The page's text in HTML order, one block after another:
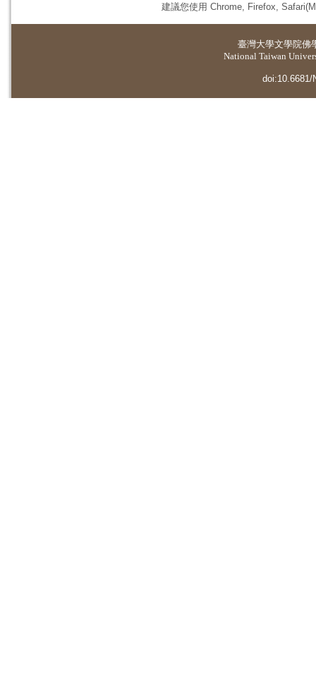
建議您使用 Chrome, Firefox,
臺灣大學文學院佛
National Taiwan
doi:10.6681/